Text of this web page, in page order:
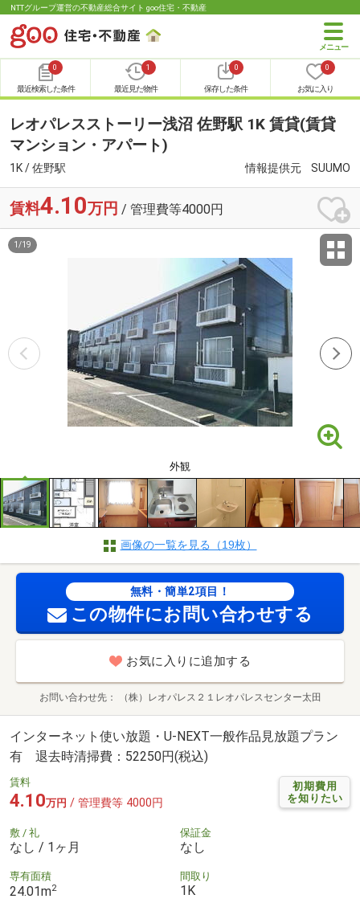
NTTグループ運営の不動産総合サイト goo住宅・不動産
0
最近検索した条件
1
最近見た物件
0
保存した条件
0
お気に入り
レオパレスストーリー浅沼 佐野駅 1K 賃貸(賃貸
マンション・アパート)
1K / 佐野駅 情報提供元 SUUMO
賃料4.10万円 / 管理費等4000円
外観
1 /19
画像の一覧を見る（19枚）
無料・簡単2項目！
この物件にお問い合わせする
お気に入りに追加する
お問い合わせ先 （株）レオパレス２１レオパレスセンター太田
インターネット使い放題・U-NEXT一般作品見放題プラン
有 退去時清掃費：52250円(税込)
初期費用
を知りたい
賃料
4.10万円 / 管理費等 4000円
敷 / 礼
なし / 1ヶ月
保証金
なし
専有面積
24.01m2
間取り
1K